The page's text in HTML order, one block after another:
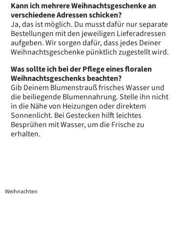
Kann ich mehrere Weihnachtsgeschenke an
verschiedene Adressen schicken?
Ja, das ist möglich. Du musst dafür nur separate
Bestellungen mit den jeweiligen Lieferadressen
aufgeben. Wir sorgen dafür, dass jedes Deiner
Weihnachtsgeschenke pünktlich zugestellt wird.
Was sollte ich bei der Pflege eines floralen
Weihnachtsgeschenks beachten?
Gib Deinem Blumenstrauß frisches Wasser und
die beiliegende Blumennahrung. Stelle ihn nicht
in die Nähe von Heizungen oder direktem
Sonnenlicht. Bei Gestecken hilft leichtes
Besprühen mit Wasser, um die Frische zu
erhalten.
Weihnachten